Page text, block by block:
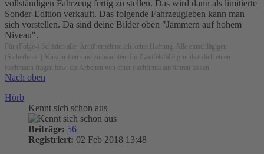
vollständigen Fahrzeug fertig zu stellen. Das wird dann als limitierte
Sonder-Edition verkauft. Das folgende Fahrzeugleben kann man
sich vorstellen. Da sind deine Bilder oben "Jammern auf hohem
Niveau".
Für (Folge-) Schäden aller Art übernehme ich keine Haftung. Alle einschlägigen
(Sicherheits-) Vorschriften sind zu beachten. Im Zweifelsfalle grundsätzlich einen
Fachmann fragen bzw. die Arbeiten von einer Fachfirma ausführen lassen.
Nach oben
Hörb
Kennt sich schon aus
Beiträge: 56
Registriert: 02 Feb 2018 13:48